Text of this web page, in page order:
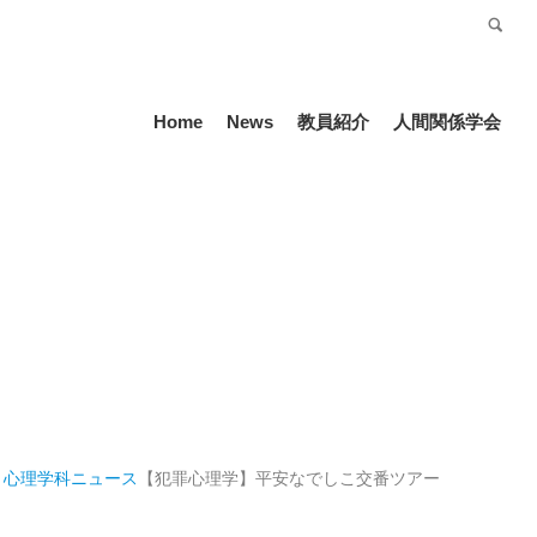
Home News 教員紹介 人間関係学会
理学科ニュース 【犯罪心理学】平安なでしこ交番ツアー